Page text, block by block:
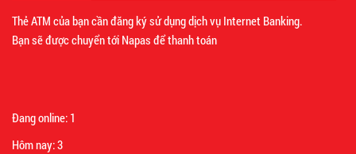
Thẻ ATM của bạn cần đăng ký sử dụng dịch vụ Internet Banking.
Bạn sẽ được chuyển tới Napas để thanh toán
Đang online: 1
Hôm nay:3